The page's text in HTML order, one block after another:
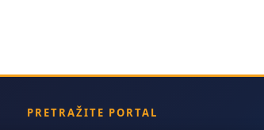
PRETRAŽITE PORTAL